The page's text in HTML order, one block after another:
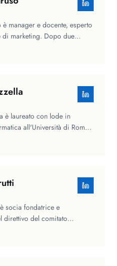
manager e docente, esperto
di marketing. Dopo due
è laureato con lode in
all'Università di Roma
socia fondatrice e
direttivo del comitato